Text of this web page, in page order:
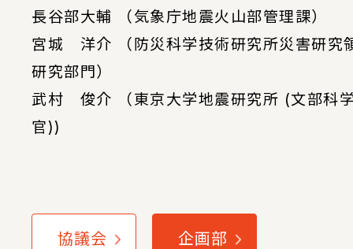
長谷部大輔 （気象庁地震火山部管理課）
宮城 洋介 （防災科学技術研究所災害研究
研究部門）
武村 俊介 （東京大学地震研究所 (文部科
官))
協議会 企画部